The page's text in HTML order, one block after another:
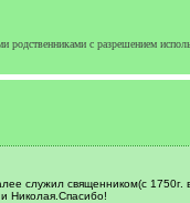
с разрешением
служил священником(с
Николая.Спасибо!